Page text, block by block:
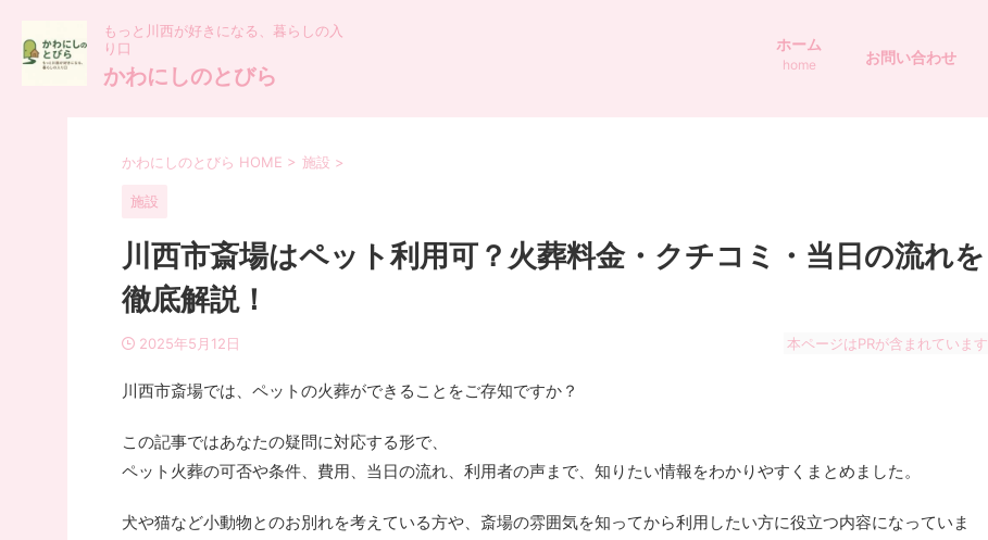
もっと川西が好きになる、暮らしの入
り口
かわにしのとびら
ホーム
home お問い合わせ
かわにしのとびら HOME > 施設 >
施設
川西市斎場はペット利用可？火葬料金・クチコミ・当日の流れを
徹底解説！
2025年5月12日 本ページはPRが含まれています
川西市斎場では、ペットの火葬ができることをご存知ですか？
この記事ではあなたの疑問に対応する形で、
ペット火葬の可否や条件、費用、当日の流れ、利用者の声まで、知りたい情報をわかりやすくまとめました。
犬や猫など小動物とのお別れを考えている方や、斎場の雰囲気を知ってから利用したい方に役立つ内容になっていま